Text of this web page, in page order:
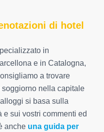
di hotel
in
e in Catalogna,
a trovare
soggiorno nella capitale
si basa sulla
e sui vostri commenti ed
anche una guida per